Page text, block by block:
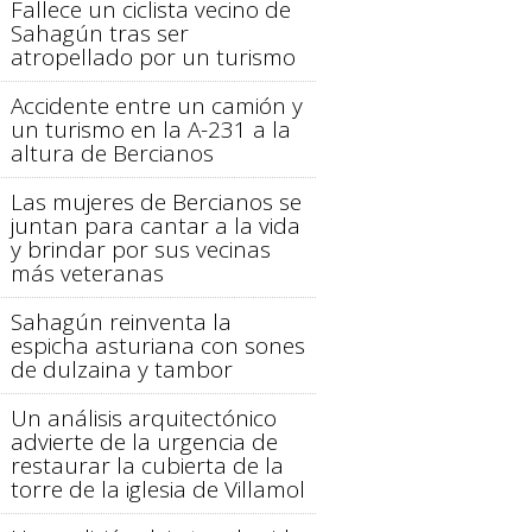
Fallece un ciclista vecino de
Sahagún tras ser
atropellado por un turismo
Accidente entre un camión y
un turismo en la A-231 a la
altura de Bercianos
Las mujeres de Bercianos se
juntan para cantar a la vida
y brindar por sus vecinas
más veteranas
Sahagún reinventa la
espicha asturiana con sones
de dulzaina y tambor
Un análisis arquitectónico
advierte de la urgencia de
restaurar la cubierta de la
torre de la iglesia de Villamol